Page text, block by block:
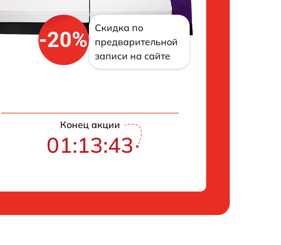
-20%
Скидка по
предварительной
записи на сайте
Конец акции
01:13:42